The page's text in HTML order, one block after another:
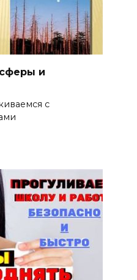
и
с